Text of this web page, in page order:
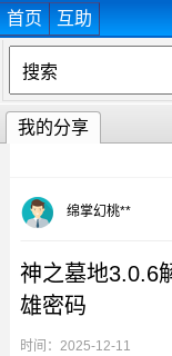
首页 互助
我的分享
神之墓地3.0.6
雄密码
时间：2025-12-11
绵掌幻桃**